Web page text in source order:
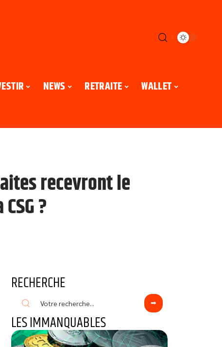
NEWS RETRAITE WALLET
recevront le
?
RECHERCHE
LES IMMANQUABLES